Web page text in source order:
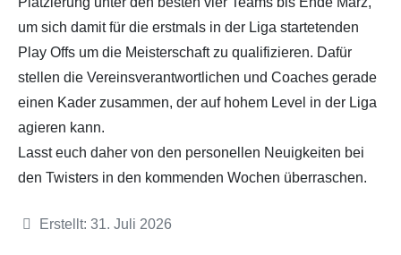
um sich damit für die erstmals in der Liga startetenden
Play Offs um die Meisterschaft zu qualifizieren. Dafür
stellen die Vereinsverantwortlichen und Coaches gerade
einen Kader zusammen, der auf hohem Level in der Liga
agieren kann.
Lasst euch daher von den personellen Neuigkeiten bei
den Twisters in den kommenden Wochen überraschen.
Details
Erstellt: 31. Juli 2026